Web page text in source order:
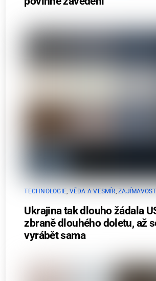
TECHNOLOGIE, VĚDA A VESMÍR,ZAJÍMAVOSTI
Ukrajina tak dlouho žádala
zbraně dlouhého doletu, až
vyrábět sama